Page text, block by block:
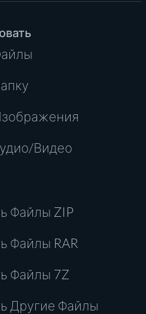
Видео
Файлы ZIP
Файлы RAR
Файлы 7Z
Другие Файлы